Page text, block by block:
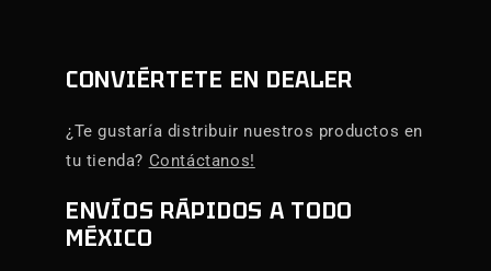
CONVIÉRTETE EN DEALER
¿Te gustaría distribuir nuestros productos en
tu tienda? Contáctanos!
ENVÍOS RÁPIDOS A TODO
MÉXICO